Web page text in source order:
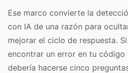
Ese marco convierte la
con IA de una razón para
mejorar el ciclo de respuesta.
encontrar un error en tu
debería hacerse cinco